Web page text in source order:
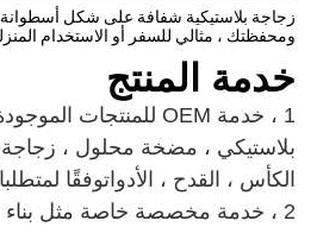
زجاجة بلاستيكية شفافة على شكل
ومحفظتك ، مثالي للسفر أو الاستخدام
خدمة المنتج
1 ، خدمة OEM للمنتجات الموجودة ، بما في ذلك
بلاستيكي ، مضخة محلول ، زجاجة
الكأس ، القدح ، الأدواتوفقًا
2 ، خدمة مخصصة خاصة مثل بناء قوالب جديدة ،